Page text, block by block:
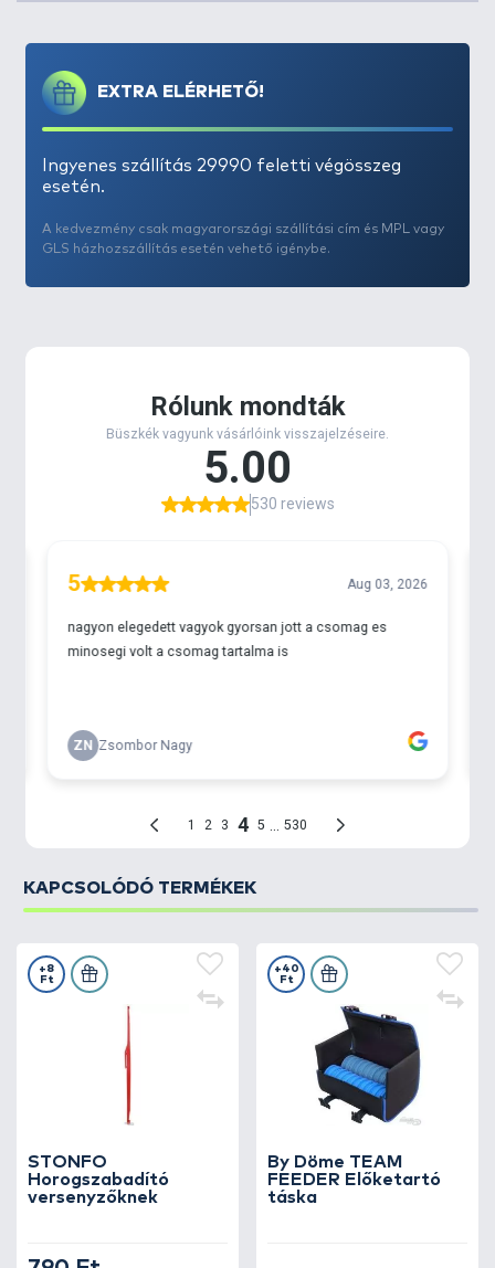
EXTRA ELÉRHETŐ!
Ingyenes szállítás 29990 feletti végösszeg
esetén.
A kedvezmény csak magyarországi szállítási cím és MPL vagy
GLS házhozszállítás esetén vehető igénybe.
KAPCSOLÓDÓ TERMÉKEK
STONFO
Horogszabadító
versenyzőknek
+8
Ft
By Döme TEAM
FEEDER Előketartó
táska
+40
Ft